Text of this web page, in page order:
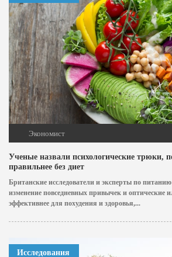
Экономист
Ученые назвали психологические трюки,
правильнее без диет
Британские исследователи и эксперты по
изменение повседневных привычек и оптические
эффективнее для похудения и здоровья,...
Исследования